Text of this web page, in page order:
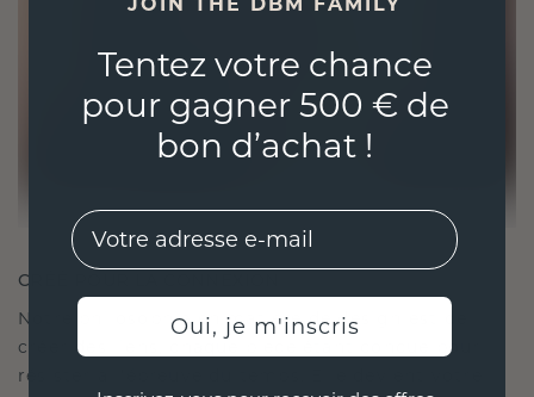
CRÉÉ POUR LA CONNEXION
Notre philosophie en matière de design est de
créer des liens, chaque pièce étant conçue pour
résister à l'épreuve du temps. Elle devient votre
Tentez votre chance
pour gagner 500 € de
bon d’achat !
EMail
Oui, je m'inscris